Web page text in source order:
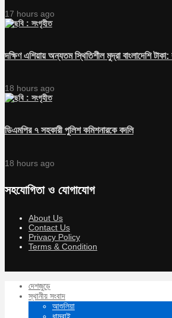
17 hours ago
দক্ষিণ এশিয়ায় অন্যতম স্থিতিশীল মুদ্রা বাংলাদেশি টাকা:
18 hours ago
ডিএমপির ৭ সহকারী পুলিশ কমিশনারকে বদলি
18 hours ago
সহযোগিতা ও যোগাযোগ
About Us
Contact Us
Privacy Policy
Terms & Condition
দেশজুড়ে
স্থানীয় সংবাদ
আশুলিয়া